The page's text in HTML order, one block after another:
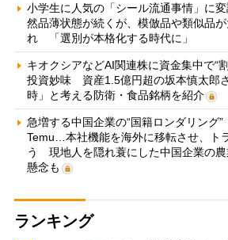
小学生に人気の「シール流通事情」に
然品薄状態が続くが、模倣品や類似品
れ 「選別が本格化する時代に」
キオクシアなどAI関連株に資金集中で“
投資妙味 資産1.5億円超の坂本慎太郎
時」と考える防衛・食品銘柄を紹介
急増する中国企業の“国籍ロンダリング
Temu…本社機能を海外に移転させ、ト
う 現地人を隠れ蓑にした中国企業の
懸念も
ランキング